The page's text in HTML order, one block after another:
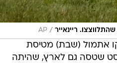
ריינאייר /
AP
אתמול (שבת) מטיסת
שטסה גם לארץ, שהיתה